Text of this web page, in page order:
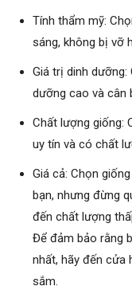
Tính thẩm mỹ:
sáng, không bị vỡ
Giá trị dinh
dưỡng cao và cân
Chất lượng giống:
uy tín và có chất
Giá cả: Chọn
bạn, nhưng đừng
đến chất lượng
Để đảm bảo rằng
nhất, hãy đến cửa
sắm.